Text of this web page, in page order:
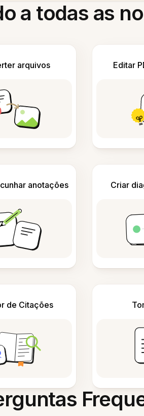
a todas as
arquivos Editar
anotações Criar
de Citações